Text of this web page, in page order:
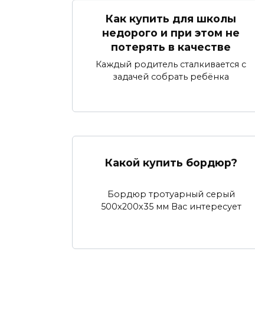
Как купить для школы
недорого и при этом не
потерять в качестве
Каждый родитель сталкивается с
задачей собрать ребёнка
Какой купить бордюр?
Бордюр тротуарный серый
500х200х35 мм Вас интересует